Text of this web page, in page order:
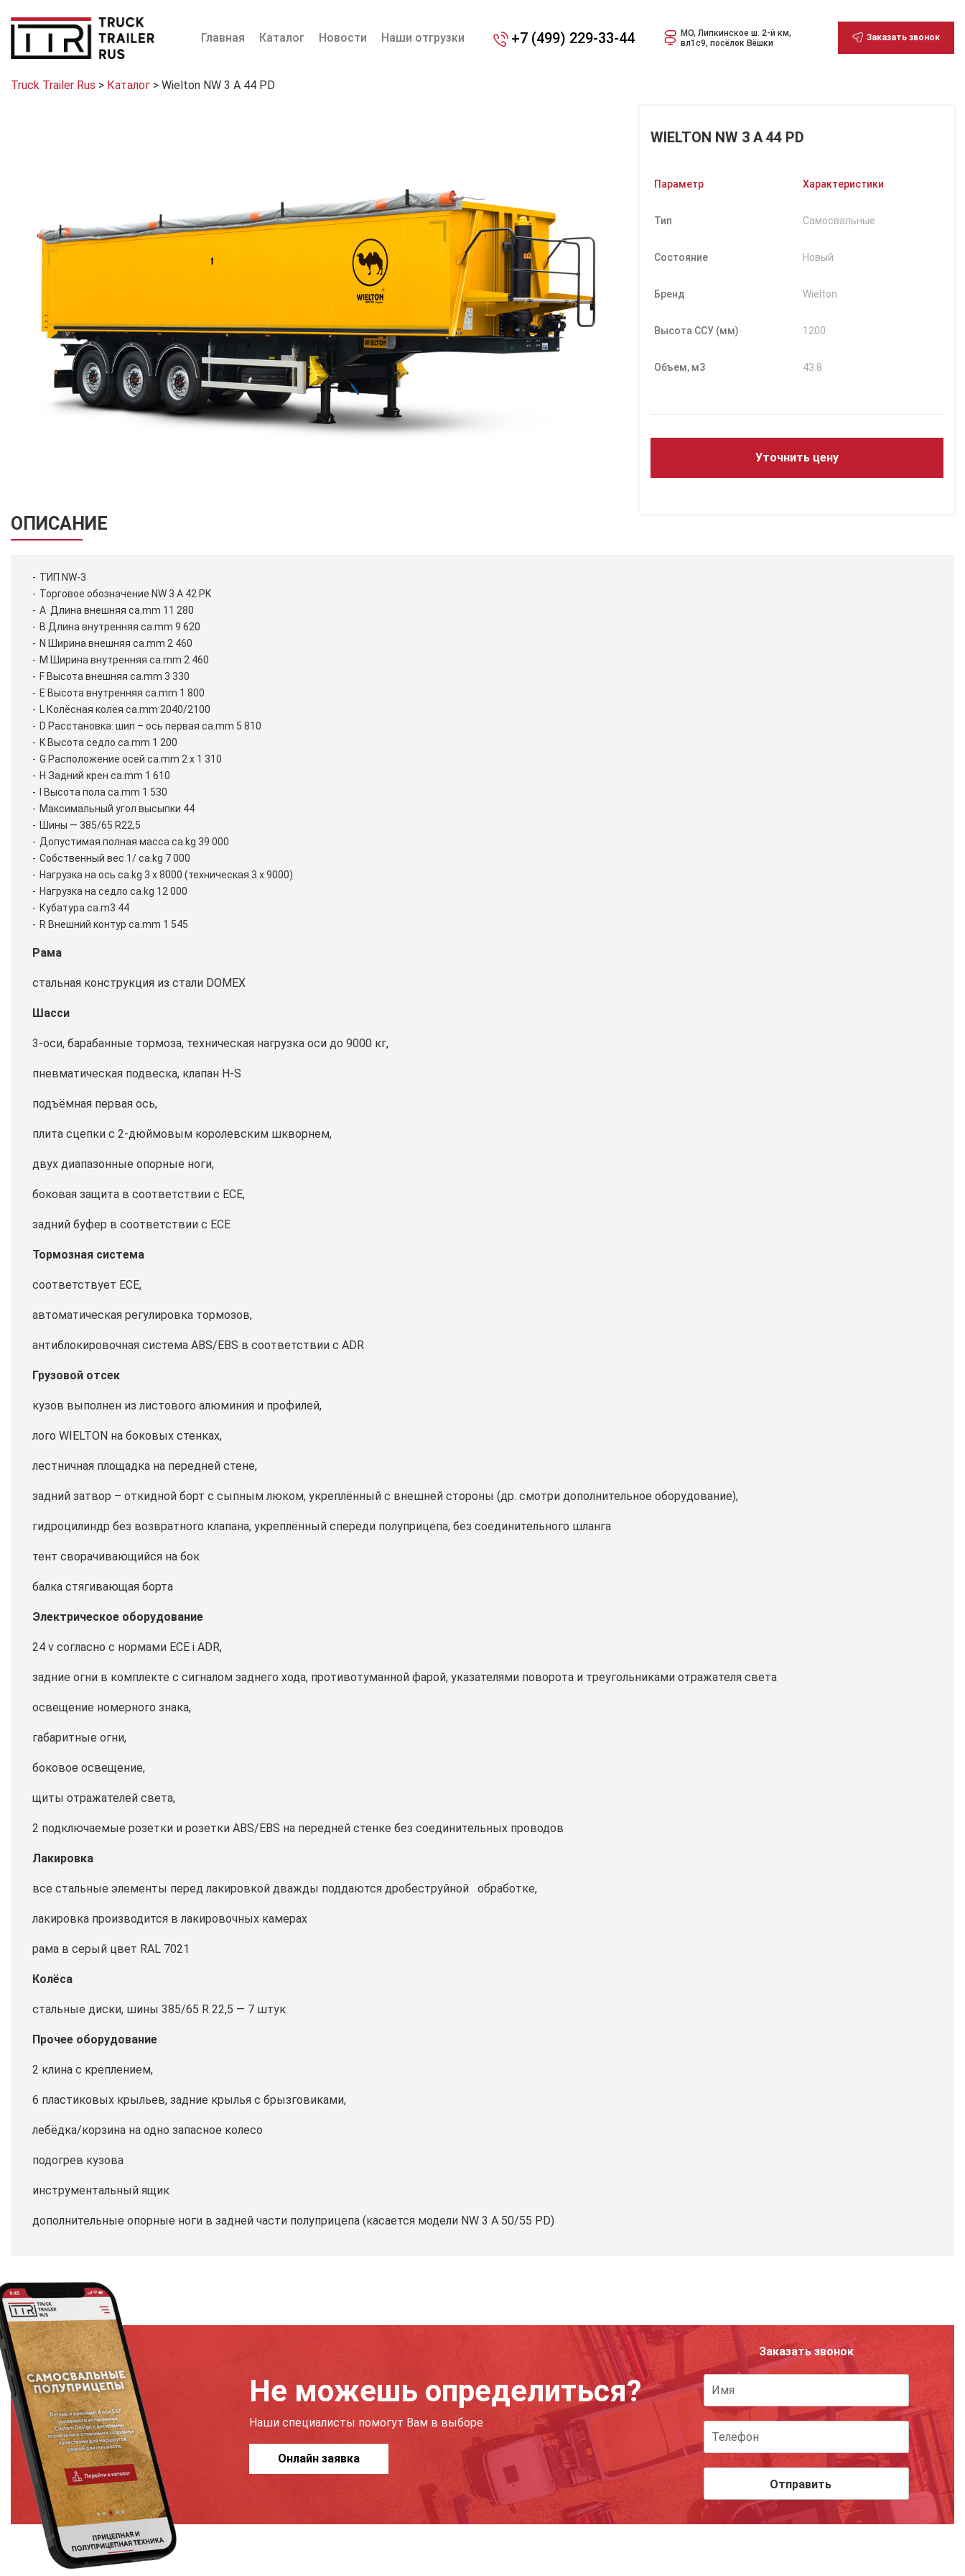
Главная Каталог Новости Наши отгрузки +7 (499) 229-33-44
МО, Липкинское ш. 2-й км,
вл1с9, посёлок Вёшки
Заказать звонок
Truck Trailer Rus > Каталог > Wielton NW 3 A 44 PD
WIELTON NW 3 A 44 PD
Параметр Характеристики
Тип Самосвальные
Состояние Новый
Бренд Wielton
Высота ССУ (мм) 1200
Объем, м3 43.8
Уточнить цену
ОПИСАНИЕ
ТИП NW-3
Торговое обозначение NW 3 A 42 PK
A Длина внешняя ca.mm 11 280
B Длина внутренняя ca.mm 9 620
N Ширина внешняя ca.mm 2 460
M Ширина внутренняя ca.mm 2 460
F Высота внешняя ca.mm 3 330
E Высота внутренняя ca.mm 1 800
L Колёсная колея ca.mm 2040/2100
D Расстановка: шип – ось первая ca.mm 5 810
K Высота седло ca.mm 1 200
G Расположение осей ca.mm 2 x 1 310
H Задний крен ca.mm 1 610
I Высота пола ca.mm 1 530
Максимальный угол высыпки 44
Шины — 385/65 R22,5
Допустимая полная масса ca.kg 39 000
Собственный вес 1/ ca.kg 7 000
Нагрузка на ось ca.kg 3 x 8000 (техническая 3 х 9000)
Нагрузка на седло ca.kg 12 000
Кубатура ca.m3 44
R Внешний контур ca.mm 1 545
Рама
стальная конструкция из стали DOMEX
Шасси
3-оси, барабанные тормоза, техническая нагрузка оси до 9000 кг,
пневматическая подвеска, клапан H-S
подъёмная первая ось,
плита сцепки с 2-дюймовым королевским шкворнем,
двух диапазонные опорные ноги,
боковая защита в соответствии с ECE,
задний буфер в соответствии с ECE
Тормозная система
соответствует ECE,
автоматическая регулировка тормозов,
антиблокировочная система ABS/EBS в соответствии с ADR
Грузовой отсек
кузов выполнен из листового алюминия и профилей,
лого WIELTON на боковых стенках,
лестничная площадка на передней стене,
задний затвор – откидной борт c сыпным люком, укреплённый с внешней стороны (др. смотри дополнительное оборудование),
гидроцилиндр без возвратного клапана, укреплённый спереди полуприцепа, без соединительного шланга
тент сворачивающийся на бок
балка стягивающая борта
Электрическое оборудование
24 v согласно с нормами ECE i ADR,
задние огни в комплекте с сигналом заднего хода, противотуманной фарой, указателями поворота и треугольниками отражателя света
освещение номерного знака,
габаритные огни,
боковое освещение,
щиты отражателей света,
2 подключаемые розетки и розетки ABS/EBS на передней стенке без соединительных проводов
Лакировка
все стальные элементы перед лакировкой дважды поддаются дробеструйной обработке,
лакировка производится в лакировочных камерах
рама в серый цвет RAL 7021
Колёса
стальные диски, шины 385/65 R 22,5 — 7 штук
Прочее оборудование
2 клина с креплением,
6 пластиковых крыльев, задние крылья с брызговиками,
лебёдка/корзина на одно запасное колесо
подогрев кузова
инструментальный ящик
дополнительные опорные ноги в задней части полуприцепа (касается модели NW 3 A 50/55 PD)
Не можешь определиться?
Наши специалисты помогут Вам в выборе
Онлайн заявка
Заказать звонок